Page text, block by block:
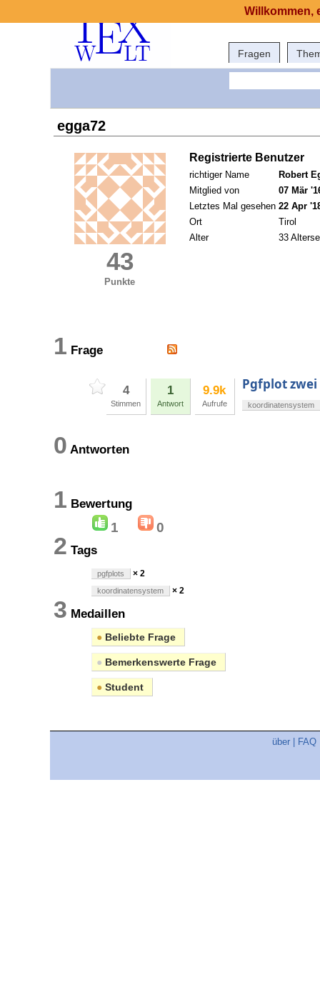
Fragen
egga72
43
Punkte
Registrierte Benutzer
richtiger Name
Robert
Mitglied von
07 Mär
Letztes Mal gesehen 22 Apr
Ort
Tirol
Alter
33
1 Frage
4
Stimmen
1
Antwort
9.9k
Aufrufe
Pgfplot
koordinatensystem
0 Antworten
1 Bewertung
1 0
2 Tags
pgfplots × 2
koordinatensystem × 2
3 Medaillen
● Beliebte Frage
● Bemerkenswerte Frage
● Student
über FAQ
Willkommen,